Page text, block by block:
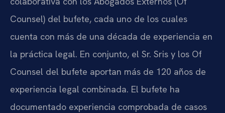
Counsel) del bufete, cada uno de los cuales
cuenta con más de una década de experiencia en
la práctica legal. En conjunto, el Sr. Sris y los Of
Counsel del bufete aportan más de 120 años de
experiencia legal combinada. El bufete ha
documentado experiencia comprobada de casos